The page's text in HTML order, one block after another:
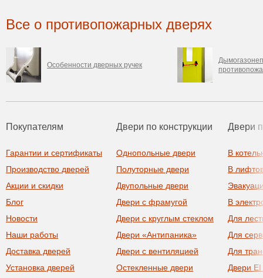
Все о противопожарных дверях
Особенности дверных ручек
Покупателям
Гарантии и сертификаты
Производство дверей
Акции и скидки
Блог
Новости
Наши работы
Доставка дверей
Установка дверей
Двери по конструкции
Однопольные двери
Полуторные двери
Двупольные двери
Двери с фрамугой
Двери с круглым стеклом
Двери «Антипаника»
Двери с вентиляцией
Остекленные двери
Двери
В
В
В
Для
Для
Для
Двери